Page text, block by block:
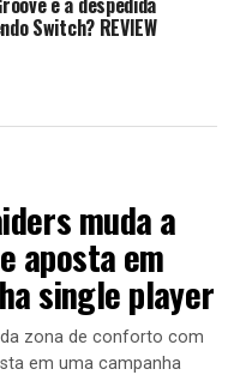
Switch? REVIEW
muda a
aposta em
single player
zona de conforto com
em uma campanha